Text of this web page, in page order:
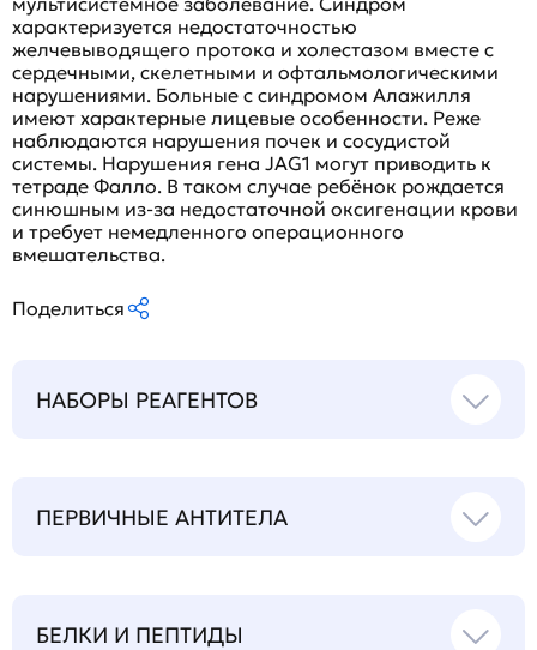
характеризуется недостаточностью
желчевыводящего протока и холестазом вместе с
сердечными, скелетными и офтальмологическими
нарушениями. Больные с синдромом Алажилля
имеют характерные лицевые особенности. Реже
наблюдаются нарушения почек и сосудистой
системы. Нарушения гена JAG1 могут приводить к
тетраде Фалло. В таком случае ребёнок рождается
синюшным из-за недостаточной оксигенации крови
и требует немедленного операционного
вмешательства.
Поделиться
НАБОРЫ РЕАГЕНТОВ
ПЕРВИЧНЫЕ АНТИТЕЛА
БЕЛКИ И ПЕПТИДЫ